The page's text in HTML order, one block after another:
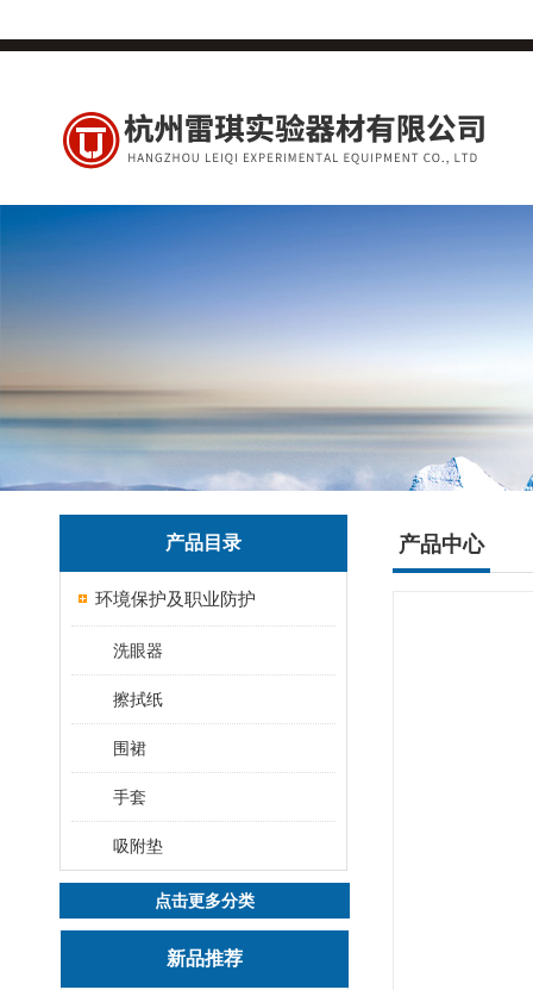
产品目录
环境保护及职业防护
洗眼器
擦拭纸
围裙
手套
吸附垫
点击更多分类
新品推荐
产品中心